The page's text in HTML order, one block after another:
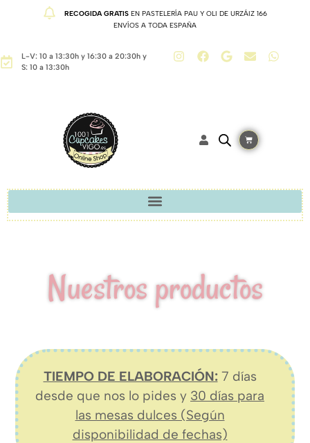
RECOGIDA GRATISEN PASTELERÍA PAU Y OLI DE URZÁIZ 166
ENVÍOS A TODA ESPAÑA
L-V: 10 a 13:30h y 16:30 a 20:30h y
S: 10 a 13:30h
Nuestros productos
TIEMPO DE ELABORACIÓN:7 días
desde que nos lo pides y 30 días para
las mesas dulces (Según
disponibilidad de fechas)